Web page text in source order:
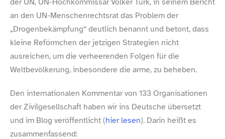
an den UN-​Menschenrechtsrat das Problem der
„Drogenbekämpfung“ deutlich benannt und betont, dass
kleine Reförmchen der jetzigen Strategien nicht
ausreichen, um die verheerenden Folgen für die
Weltbevölkerung, inbesondere die arme, zu beheben.
Den internationalen Kommentar von 133 Organisationen
der Zivilgesellschaft haben wir ins Deutsche übersetzt
und im Blog veröffentlicht (hier lesen). Darin heißt es
zusammenfassend: